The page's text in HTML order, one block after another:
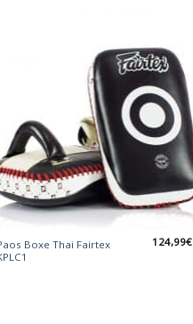
Boxe Thai Fairtex
124,99€